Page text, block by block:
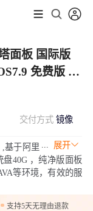
面板 国际版
免费版 纯
交付方式镜像
展开
,基于阿里
盘40G ，纯净版面板
等环境，有效的服
支持5天无理由退款